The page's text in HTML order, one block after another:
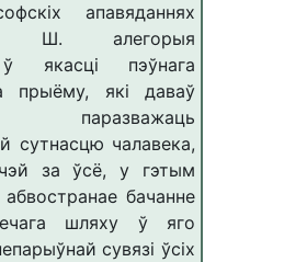
апавяданнях
Ш. алегорыя
ў якасці пэўнага
прыёму, які даваў
паразважаць
сутнасцю чалавека,
за ўсё, у гэтым
бачанне
шляху ў яго
сувязі ўсіх